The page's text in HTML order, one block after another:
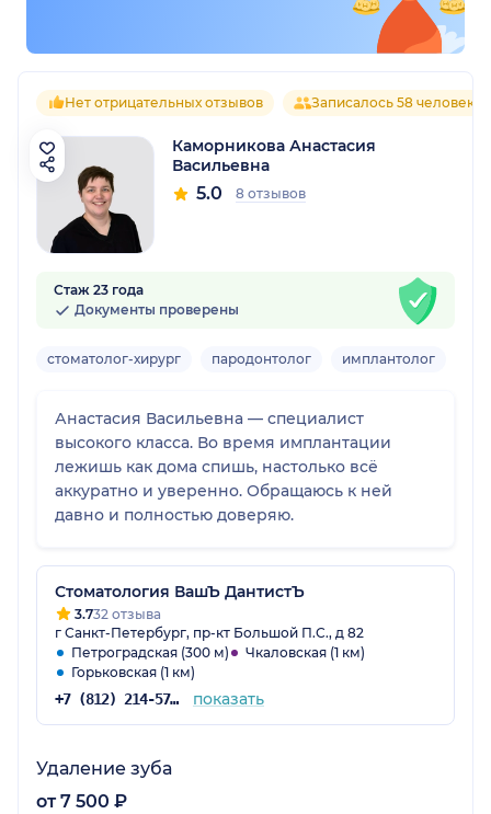
Нет отрицательных отзывов Записалось 58 человек
Каморникова Анастасия
Васильевна
5.0 8 отзывов
Стаж 23 года
Документы проверены
стоматолог-хирург пародонтолог имплантолог
Анастасия Васильевна — специалист
высокого класса. Во время имплантации
лежишь как дома спишь, настолько всё
аккуратно и уверенно. Обращаюсь к ней
давно и полностью доверяю.
Стоматология ВашЪ ДантистЪ
3.732 отзыва
г Санкт-Петербург, пр-кт Большой П.С., д 82
Петроградская (300 м)
Чкаловская (1 км)
Горьковская (1 км)
+7 (812) 214-57-08 показать
Удаление зуба
от 7 500 ₽